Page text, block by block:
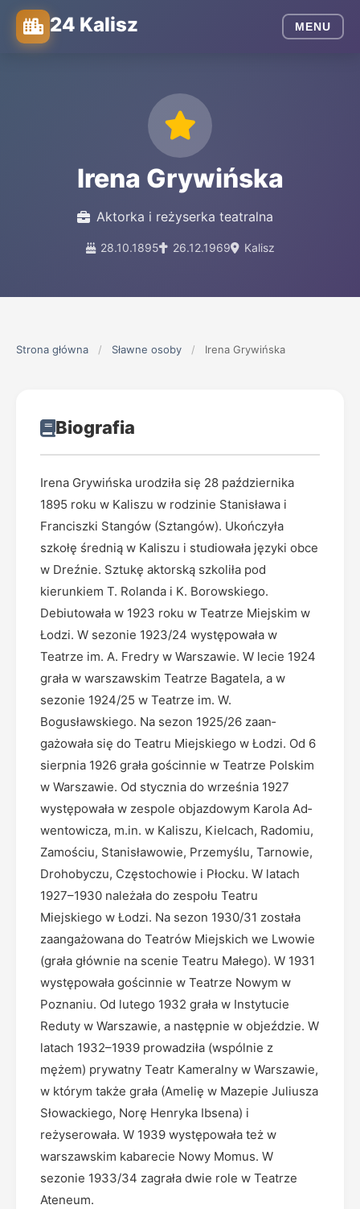
24 Kalisz MENU
Irena Grywińska
Aktorka i reżyserka teatralna
28.10.1895 26.12.1969 Kalisz
Strona główna / Sławne osoby / Irena Grywińska
Biografia
Irena Grywińska urodziła się 28 października
1895 roku w Kaliszu w rodzinie Stanisława i
Franciszki Stangów (Sztangów). Ukończyła
szkołę średnią w Kaliszu i studiowała języki obce
w Dreźnie. Sztukę aktorską szkoliła pod
kierunkiem T. Rolanda i K. Borowskiego.
Debiutowała w 1923 roku w Teatrze Miejskim w
Łodzi. W sezonie 1923/24 występowała w
Teatrze im. A. Fredry w Warszawie. W lecie 1924
grała w warszawskim Teatrze Bagatela, a w
sezonie 1924/25 w Teatrze im. W.
Bogusławskiego. Na sezon 1925/26 zaan­
gażowała się do Teatru Miejskiego w Łodzi. Od 6
sierpnia 1926 grała gościnnie w Teatrze Polskim
w Warszawie. Od stycznia do września 1927
występowała w zespole objazdowym Karola Ad­
wentowicza, m.in. w Kaliszu, Kielcach, Radomiu,
Zamościu, Stanisławowie, Przemyślu, Tarnowie,
Drohobyczu, Częstochowie i Płocku. W latach
1927–1930 należała do zespołu Teatru
Miejskiego w Łodzi. Na sezon 1930/31 została
zaangażowana do Teatrów Miejskich we Lwowie
(grała głównie na scenie Teatru Ma­łego). W 1931
występowała gościnnie w Teatrze Nowym w
Poznaniu. Od lutego 1932 grała w Instytucie
Reduty w Warszawie, a następnie w objeździe. W
latach 1932–1939 prowadziła (wspólnie z
mężem) prywatny Teatr Kameralny w Warszawie,
w którym także grała (Amelię w Mazepie Juliusza
Słowackiego, Norę Henryka Ibsena) i
reżyserowała. W 1939 występowała też w
warszawskim kabarecie Nowy Momus. W
sezonie 1933/34 zagrała dwie role w Teatrze
Ateneum.